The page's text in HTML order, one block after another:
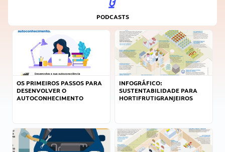
PODCASTS
OS PRIMEIROS PASSOS PARA
DESENVOLVER O
AUTOCONHECIMENTO
INFOGRÁFICO:
SUSTENTABILIDADE PARA
HORTIFRUTIGRANJEIROS